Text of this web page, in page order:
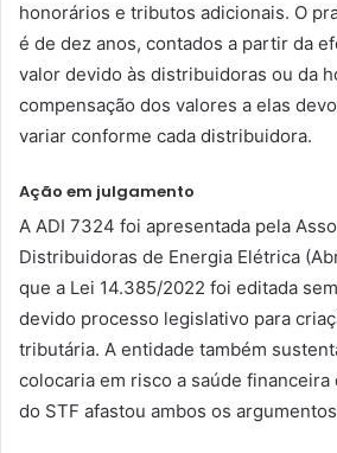
honorários e tributos adicionais. O
é de dez anos, contados a partir da
valor devido às distribuidoras ou da
compensação dos valores a elas
variar conforme cada distribuidora.
Ação em julgamento
A ADI 7324 foi apresentada pela
Distribuidoras de Energia Elétrica
que a Lei 14.385/2022 foi editada
devido processo legislativo para
tributária. A entidade também
colocaria em risco a saúde financeira
do STF afastou ambos os